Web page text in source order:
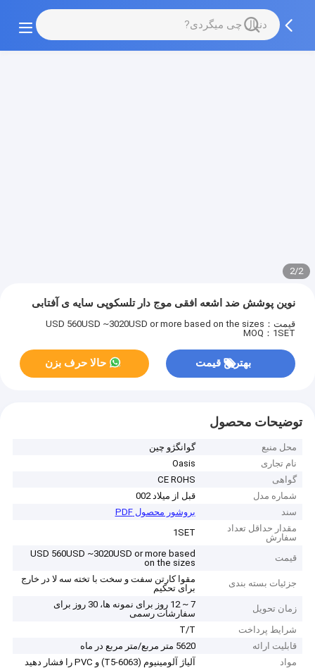
2/2
نوین پوشش ضد اشعه افقی موج دار تلسکوپی سایه ی آفتابی
قیمت：USD 560USD ~3020USD or more based on the sizes
MOQ：1SET
بهترین قیمت حالا حرف بزن
توضیحات محصول
محل منبع
گوانگژو چین
نام تجاری
Oasis
گواهی
CE ROHS
شماره مدل
قبل از میلاد 002
سند
بروشور محصول PDF
مقدار حداقل تعداد
سفارش
1SET
قیمت
USD 560USD ~3020USD or more based
on the sizes
جزئیات بسته بندی
مقوا کارتن سفت و سخت با تخته سه لا در خارج
برای تحکیم
زمان تحویل
7 ~ 12 روز برای نمونه ها، 30 روز برای
سفارشات رسمی
شرایط پرداخت
T/T
قابلیت ارائه
5620 متر مربع/متر مربع در ماه
مواد
آلیاژ آلومینیوم (6063-T5) و PVC را فشار دهید